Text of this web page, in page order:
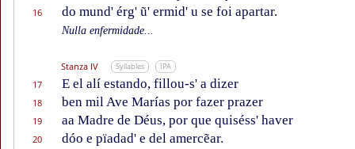
16 do mund' érg' ũ' ermid' u se foi apartar.
Nulla enfermidade...
Stanza IV Syllables IPA
17 E el alí estando, fillou-s' a dizer
18 ben mil Ave Marías por fazer prazer
19 aa Madre de Déus, por que quiséss' haver
20 dóo e pïadad' e del amercẽar.